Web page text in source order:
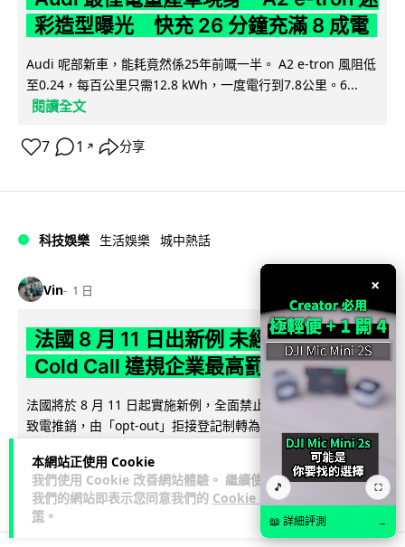
本網站正使用 Cookie
我們使用 Cookie 改善網站體驗。 繼續使用
我們的網站即表示您同意我們的 Cookie 政
策 。
彩造型曝光 快充 26 分鐘充滿 8 成電
Audi 呢部新車，能耗竟然係25年前嘅一半。 A2 e-tron 風阻低
至0.24，每百公里只需12.8 kWh，一度電行到7.8公里。6...
閱讀全文
7 1 ↗ 分享
科技娛樂 生活娛樂 城中熱話
Vin 1 日
法國 8 月 11 日出新例 未經同意嚴禁
Cold Call 違規企業最高罰 345 萬
法國將於 8 月 11 日起實施新例，全面禁止企業未經消費者同意
致電推銷，由「opt-out」拒接登記制轉為「opt-in」先徵同意
362 27 ↗ 分享
×
🎵 ⛶
📖 詳細評測 →